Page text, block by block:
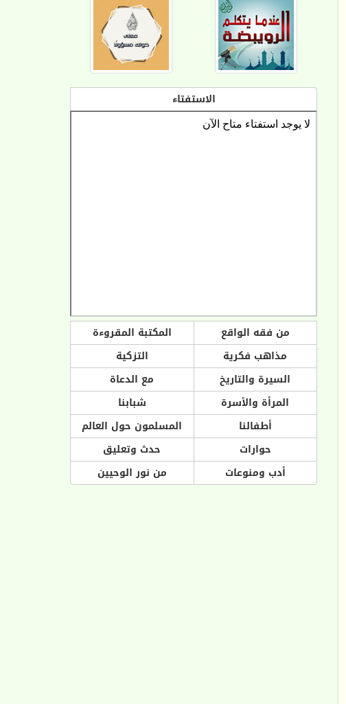
الاستفتاء
من فقه الواقع
المكتبة المقروءة
مذاهب فكرية
التزكية
السيرة والتاريخ
مع الدعاة
المرأة والأسرة
شبابنا
أطفالنا
المسلمون حول العالم
حوارات
حدث وتعليق
أدب ومنوعات
من نور الوحيين